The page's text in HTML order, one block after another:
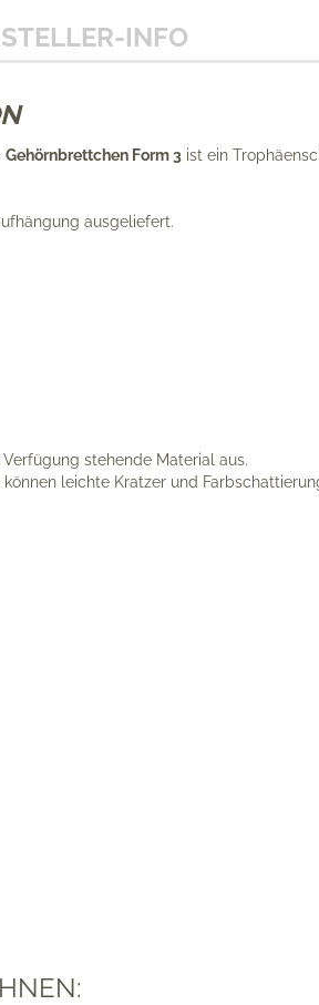
INFO
Gehörnbrettchen Form 3 ist ein
ausgeliefert.
stehende Material aus.
leichte Kratzer und